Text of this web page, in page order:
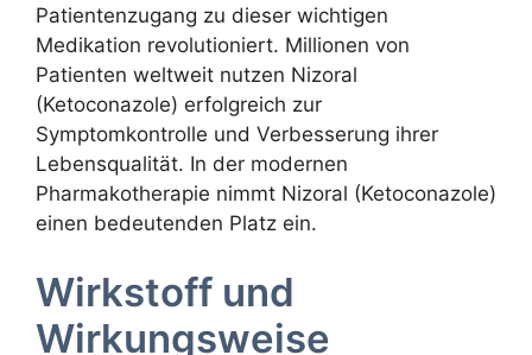
Patientenzugang zu dieser wichtigen
Medikation revolutioniert. Millionen von
Patienten weltweit nutzen Nizoral
(Ketoconazole) erfolgreich zur
Symptomkontrolle und Verbesserung ihrer
Lebensqualität. In der modernen
Pharmakotherapie nimmt Nizoral (Ketoconazole)
einen bedeutenden Platz ein.
Wirkstoff und
Wirkungsweise